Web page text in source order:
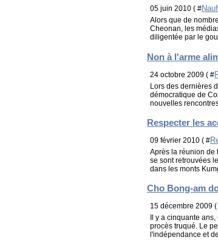
05 juin 2010 ( #
Alors que de
Cheonan, les
diligentée par le
Non à l'arme
24 octobre 2009 ( #
Lors des dernières
démocratique de
nouvelles
Respecter les
09 février 2010 ( #
Après la réunion de
se sont retrouvées
dans les monts
Cho Bong-am
15 décembre 2009 (
Il y a cinquante
procès truqué. Le
l'indépendance et